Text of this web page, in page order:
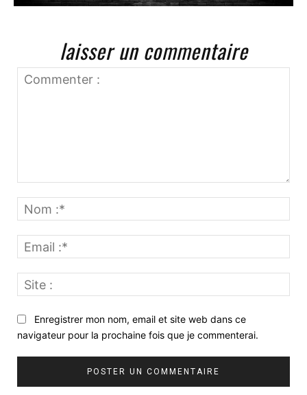
laisser un commentaire
:*
:*
:
Enregistrer mon nom, email et site web dans ce
navigateur pour la prochaine fois que je commenterai.